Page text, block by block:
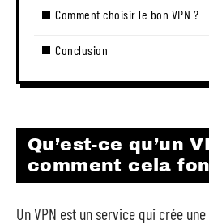
Comment choisir le bon VPN ?
Conclusion
Qu’est-ce qu’un
comment cela
Un VPN est un service qui crée